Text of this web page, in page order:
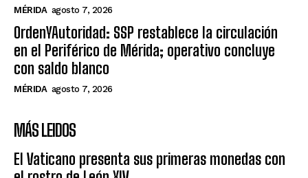
MÉRIDA agosto 7, 2026
OrdenYAutoridad: SSP restablece la circulación
en el Periférico de Mérida; operativo concluye
con saldo blanco
MÉRIDA agosto 7, 2026
MÁS LEIDOS
El Vaticano presenta sus primeras monedas con